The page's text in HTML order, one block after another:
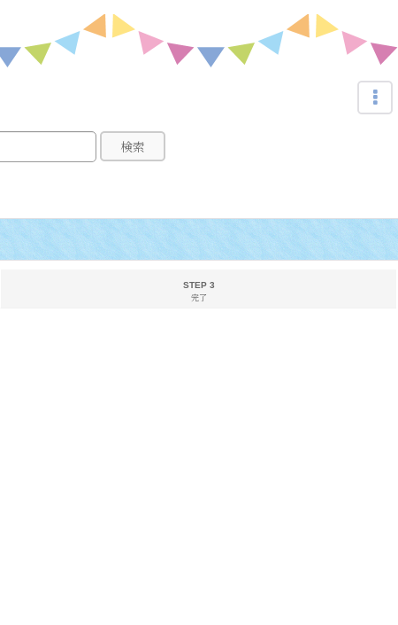
検索
STEP 3
完了